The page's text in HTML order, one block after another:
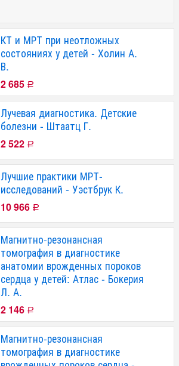
КТ и МРТ при неотложных
состояниях у детей - Холин А.
В.
2 685 Р
Лучевая диагностика. Детские
болезни - Штаатц Г.
2 522 Р
Лучшие практики МРТ-
исследований - Уэстбрук К.
10 966 Р
Магнитно-резонансная
томография в диагностике
анатомии врожденных пороков
сердца у детей: Атлас - Бокерия
Л. А.
2 146 Р
Магнитно-резонансная
томография в диагностике